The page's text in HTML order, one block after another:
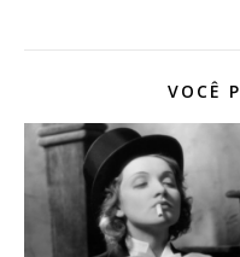
VOCÊ